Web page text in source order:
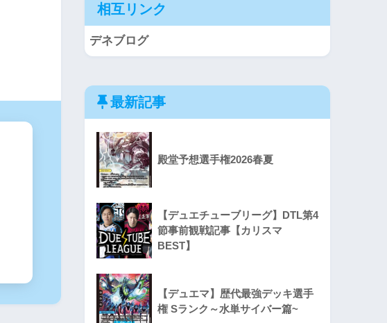
相互リンク
デネブログ
最新記事
殿堂予想選手権2026春夏
【デュエチューブリーグ】DTL第4
節事前観戦記事【カリスマ
BEST】
【デュエマ】歴代最強デッキ選手
権 Sランク～水単サイバー篇~